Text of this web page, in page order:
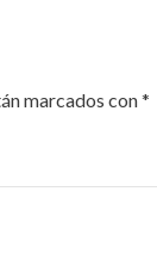
marcados con*